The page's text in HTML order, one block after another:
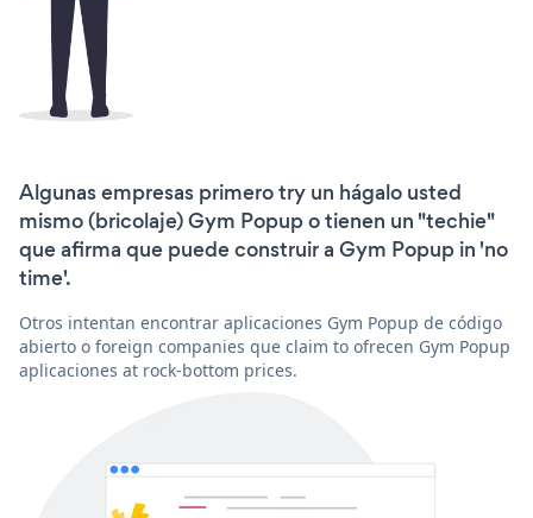
Algunas empresas primero try un hágalo usted
mismo (bricolaje) Gym Popup o tienen un "techie"
que afirma que puede construir a Gym Popup in 'no
time'.
Otros intentan encontrar aplicaciones Gym Popup de código
abierto o foreign companies que claim to ofrecen Gym Popup
aplicaciones at rock-bottom prices.